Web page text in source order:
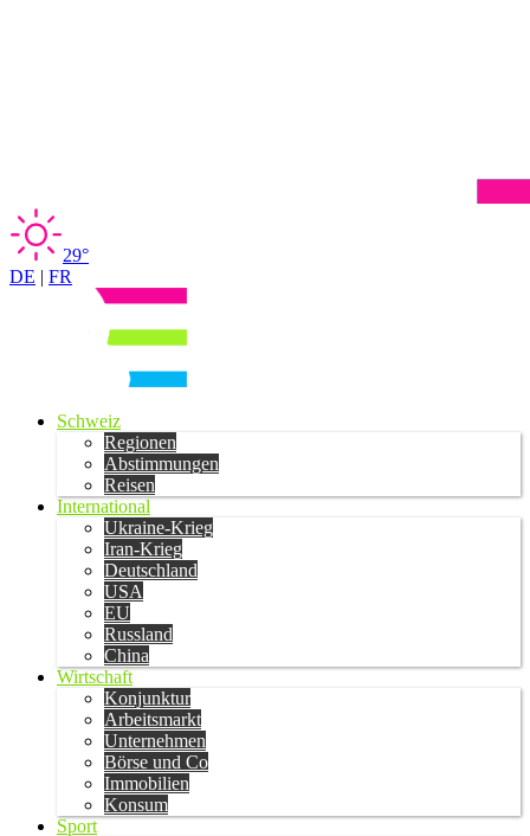
29°
DE | FR
Schweiz
Regionen
Abstimmungen
Reisen
International
Ukraine-Krieg
Iran-Krieg
Deutschland
USA
EU
Russland
China
Wirtschaft
Konjunktur
Arbeitsmarkt
Unternehmen
Börse und Co
Immobilien
Konsum
Sport